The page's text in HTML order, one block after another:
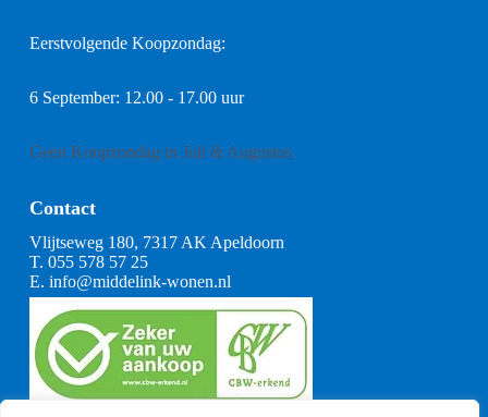
Eerstvolgende Koopzondag:
6 September: 12.00 - 17.00 uur
Geen Koopzondag in Juli & Augustus
Contact
Vlijtseweg 180, 7317 AK Apeldoorn
T. 055 578 57 25
E. info@middelink-wonen.nl